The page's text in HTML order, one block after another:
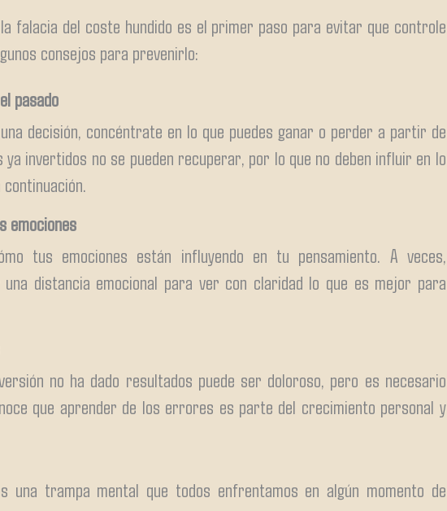
falacia del coste hundido es el primer paso para evitar que controle
consejos para prevenirlo:
pasado
decisión, concéntrate en lo que puedes ganar o perder a partir de
invertidos no se pueden recuperar, por lo que no deben influir en lo
emociones
tus emociones están influyendo en tu pensamiento. A veces,
distancia emocional para ver con claridad lo que es mejor para
no ha dado resultados puede ser doloroso, pero es necesario
que aprender de los errores es parte del crecimiento personal y
una trampa mental que todos enfrentamos en algún momento de